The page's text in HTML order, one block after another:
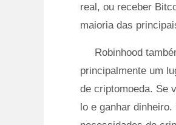
real, ou receber
maioria das
Robinhood
principalmente um
de criptomoeda. Se
lo e ganhar